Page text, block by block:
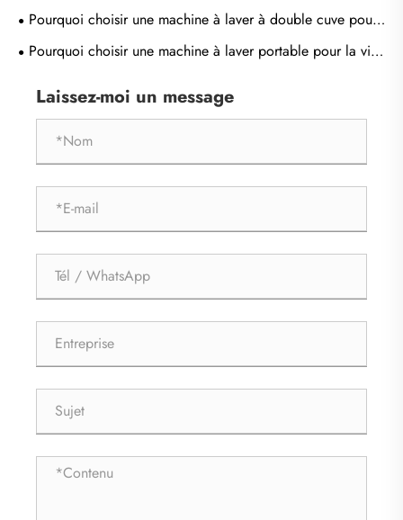
Pourquoi choisir une machine à laver à double cuve pour
les besoins de blanchisserie modernes ?
Pourquoi choisir une machine à laver portable pour la vie
Laissez-moi un message